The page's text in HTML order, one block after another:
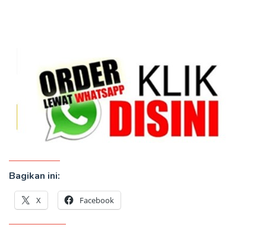
Bagikan ini:
X Facebook